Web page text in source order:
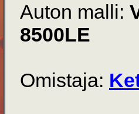
Auton malli:
8500LE
Omistaja: